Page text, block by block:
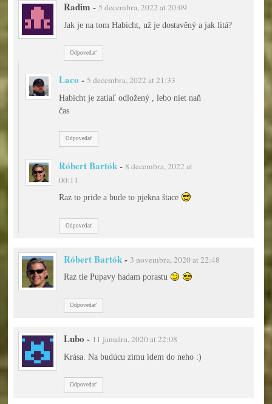
Radim - 5 decembra, 2022 at 20:09
Jak je na tom Habicht, už je dostavěný a jak litá?
Odpovedať
Laco - 5 decembra, 2022 at 21:33
Habicht je zatiaľ odložený , lebo niet naň
čas
Odpovedať
Róbert Bartók- 8 decembra, 2022 at
00:11
Raz to pride a bude to pjekna štace
Odpovedať
Róbert Bartók- 3 novembra, 2020 at 22:48
Raz tie Pupavy hadam porastu
Odpovedať
Lubo - 11 januára, 2020 at 22:08
Krása. Na budúcu zimu idem do neho :)
Odpovedať